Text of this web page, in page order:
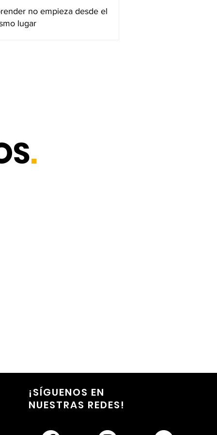
no empieza desde el
lugar
.
¡SÍGUENOS EN
NUESTRAS REDES!